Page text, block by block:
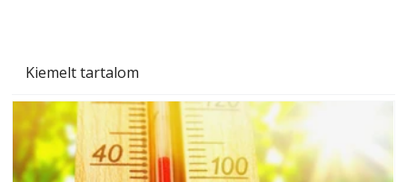
Kiemelt tartalom